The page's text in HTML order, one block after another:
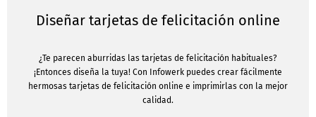
Diseñar tarjetas de felicitación online
¿Te parecen aburridas las tarjetas de felicitación habituales?
¡Entonces diseña la tuya! Con Infowerk puedes crear fácilmente
hermosas tarjetas de felicitación online e imprimirlas con la mejor
calidad.